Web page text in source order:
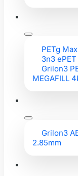
PETg
3n3 ePET
Grilon3
MEGAFILL
Grilon3
2.85mm